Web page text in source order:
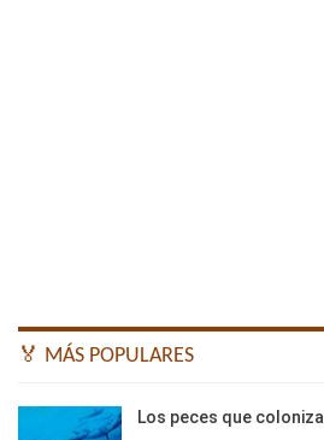
🏅 MÁS POPULARES
Los peces que